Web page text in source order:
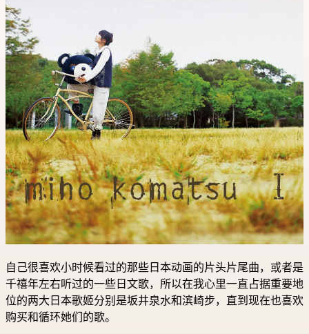
自己很喜欢小时候看过的那些日本动画的片头片尾曲，或者是
千禧年左右听过的一些日文歌，所以在我心里一直占据重要地
位的两大日本歌姬分别是坂井泉水和滨崎步，直到现在也喜欢
购买和循环她们的歌。